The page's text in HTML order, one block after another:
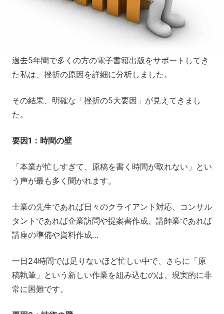
過去5年間で多くの方の電子書籍出版をサポートしてき
た私は、挫折の原因を詳細に分析しました。
その結果、明確な「挫折の5大要因」が見えてきまし
た。
要因1：時間の壁
「本業が忙しすぎて、原稿を書く時間が取れない」とい
う声が最も多く聞かれます。
士業の先生であれば日々のクライアント対応、コンサル
タントであれば企業訪問や提案書作成、講師業であれば
講座の準備や資料作成…
一日24時間では足りないほど忙しい中で、さらに「原
稿執筆」という新しい作業を組み込むのは、現実的に非
常に困難です。